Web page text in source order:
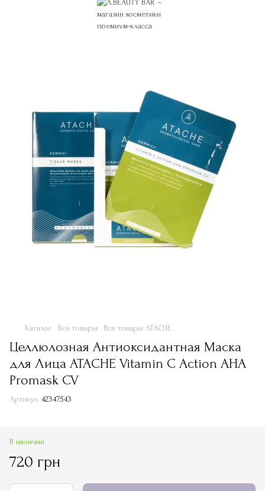
Каталог Все товары Все товары ATACHE
Целлюлозная Антиоксидантная Маска
для Лица ATACHE Vitamin C Action AHA
Promask CV
Артикул: 42347543
В наличии
720 грн